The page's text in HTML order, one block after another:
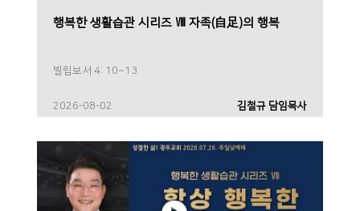
행복한 생활습관 시리즈 Ⅷ 자족(自足)의 행복
빌립보서 4: 10~13
2026-08-02 김철규 담임목사